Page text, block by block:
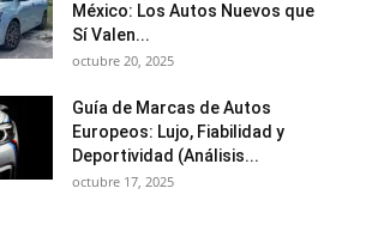
México: Los Autos Nuevos que
Sí Valen...
octubre 20, 2025
Guía de Marcas de Autos
Europeos: Lujo, Fiabilidad y
Deportividad (Análisis...
octubre 17, 2025